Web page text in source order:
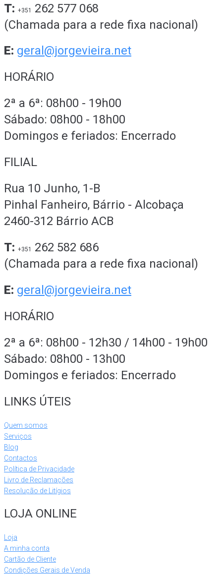
T: +351
262 577 068
(Chamada para a rede fixa nacional)
E: geral@jorgevieira.net
HORÁRIO
2ª a 6ª: 08h00 - 19h00
Sábado: 08h00 - 18h00
Domingos e feriados: Encerrado
FILIAL
Rua 10 Junho, 1-B
Pinhal Fanheiro, Bárrio - Alcobaça
2460-312 Bárrio ACB
T: +351
262 582 686
(Chamada para a rede fixa nacional)
E: geral@jorgevieira.net
HORÁRIO
2ª a 6ª: 08h00 - 12h30 / 14h00 - 19h00
Sábado: 08h00 - 13h00
Domingos e feriados: Encerrado
LINKS ÚTEIS
Quem somos
Serviços
Blog
Contactos
Política de Privacidade
Livro de Reclamações
Resolução de Litígios
LOJA ONLINE
Loja
A minha conta
Cartão de Cliente
Condições Gerais de Venda